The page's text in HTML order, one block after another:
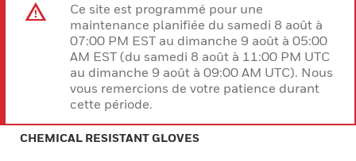
Ce site est programmé pour une
maintenance planifiée du samedi 8 août à
07:00 PM EST au dimanche 9 août à 05:00
AM EST (du samedi 8 août à 11:00 PM UTC
au dimanche 9 août à 09:00 AM UTC). Nous
vous remercions de votre patience durant
cette période.
CHEMICAL RESISTANT GLOVES